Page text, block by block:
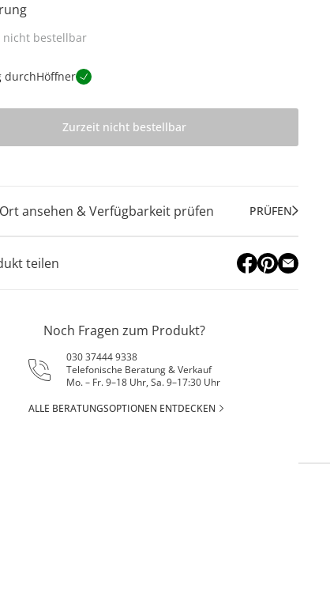
nicht bestellbar
durchHöffner
Zurzeit nicht bestellbar
ansehen & Verfügbarkeit prüfen PRÜFEN
teilen
Noch Fragen zum Produkt?
030 37444 9338
Telefonische Beratung & Verkauf
Mo. – Fr. 9–18 Uhr, Sa. 9–17:30 Uhr
ALLE BERATUNGSOPTIONEN ENTDECKEN